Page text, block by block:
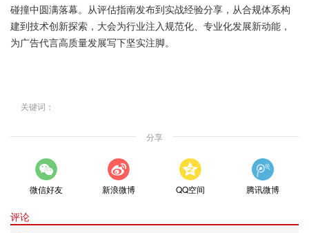
碰撞中圆满落幕。从评估指南发布到实战经验分享，从合规体系构
建到技术创新探索，大会为行业注入规范化、专业化发展新动能，
为广告代言高质量发展写下坚实注脚。
关键词：
分享
微信好友 新浪微博 QQ空间 腾讯微博
评论